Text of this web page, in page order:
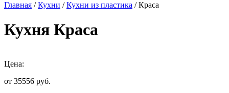
Главная /Кухни /Кухни из пластика / Краса
Кухня Краса
Цена:
от 35556 руб.